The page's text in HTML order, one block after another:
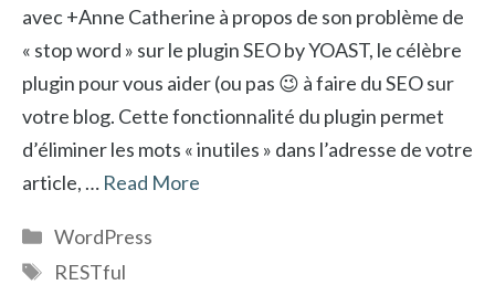
avec +Anne Catherine à propos de son problème de
« stop word » sur le plugin SEO by YOAST, le célèbre
plugin pour vous aider (ou pas 😉 à faire du SEO sur
votre blog. Cette fonctionnalité du plugin permet
d’éliminer les mots « inutiles » dans l’adresse de votre
article, … Read More
Catégories
WordPress
Étiquettes
RESTful